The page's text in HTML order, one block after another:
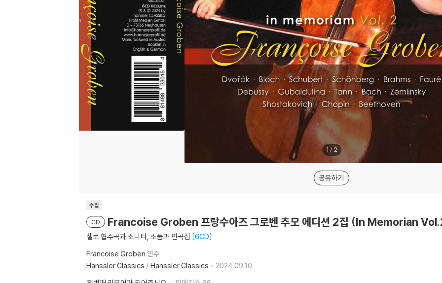
1 / 2
공유하기
수입
CD Francoise Groben 프랑수아즈 그로벤 추모 에디션 2집 (In Memorian
첼로 협주곡과 소나타, 소품과 편곡집 6CD
Francoise Groben 연주
Hanssler Classics / Hanssler Classics
2024.09.10.